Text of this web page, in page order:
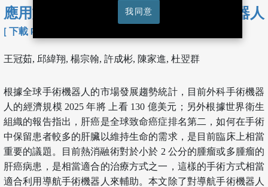
應用於熱消融肝癌手術之導航手術機器人
[ 下載 PDF ]
王冠茹, 邱緯翔, 楊宗翰, 許成彬, 陳家進, 杜翌群
根據全球手術機器人的市場發展趨勢統計，目前外科手術機器
人的經濟規模 2025 年將 上看 130 億美元；另外根據世界衛生
組織的報告指出，肝癌是全球致命癌症排名第二，如何在手術
中保留患者較多的肝臟以維持生命的需求，是目前臨床上相當
重要的議題。目前熱消融術對於小於 2 公分的腫瘤或多腫瘤的
肝癌病患，是相當適合的治療方式之一，這樣的手術方式相當
適合利用導航手術機器人來輔助。本文除了對導航手術機器人
我同意